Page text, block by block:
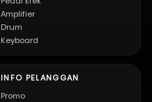
Amplifier
Drum
Keyboard
INFO PELANGGAN
Promo